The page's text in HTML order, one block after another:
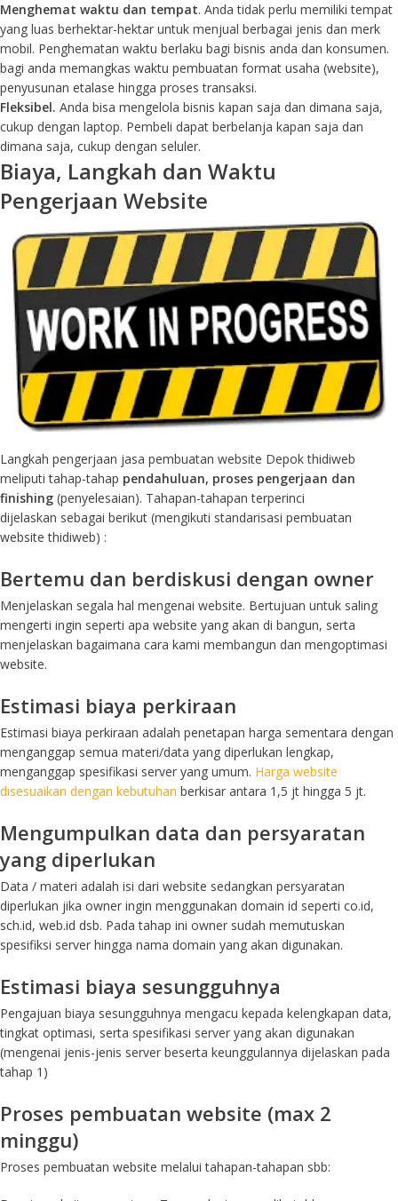
Menghemat waktu dan tempat. Anda tidak perlu memiliki tempat
yang luas berhektar-hektar untuk menjual berbagai jenis dan merk
mobil. Penghematan waktu berlaku bagi bisnis anda dan konsumen.
bagi anda memangkas waktu pembuatan format usaha (website),
penyusunan etalase hingga proses transaksi.
Fleksibel. Anda bisa mengelola bisnis kapan saja dan dimana saja,
cukup dengan laptop. Pembeli dapat berbelanja kapan saja dan
dimana saja, cukup dengan seluler.
Biaya, Langkah dan Waktu
Pengerjaan Website
Langkah pengerjaan jasa pembuatan website Depok thidiweb
meliputi tahap-tahap pendahuluan, proses pengerjaan dan
finishing (penyelesaian). Tahapan-tahapan terperinci
dijelaskan sebagai berikut (mengikuti standarisasi pembuatan
website thidiweb) :
Bertemu dan berdiskusi dengan owner
Menjelaskan segala hal mengenai website. Bertujuan untuk saling
mengerti ingin seperti apa website yang akan di bangun, serta
menjelaskan bagaimana cara kami membangun dan mengoptimasi
website.
Estimasi biaya perkiraan
Estimasi biaya perkiraan adalah penetapan harga sementara dengan
menganggap semua materi/data yang diperlukan lengkap,
menganggap spesifikasi server yang umum. Harga website
disesuaikan dengan kebutuhan berkisar antara 1,5 jt hingga 5 jt.
Mengumpulkan data dan persyaratan
yang diperlukan
Data / materi adalah isi dari website sedangkan persyaratan
diperlukan jika owner ingin menggunakan domain id seperti co.id,
sch.id, web.id dsb. Pada tahap ini owner sudah memutuskan
spesifiksi server hingga nama domain yang akan digunakan.
Estimasi biaya sesungguhnya
Pengajuan biaya sesungguhnya mengacu kepada kelengkapan data,
tingkat optimasi, serta spesifikasi server yang akan digunakan
(mengenai jenis-jenis server beserta keunggulannya dijelaskan pada
tahap 1)
Proses pembuatan website (max 2
minggu)
Proses pembuatan website melalui tahapan-tahapan sbb: